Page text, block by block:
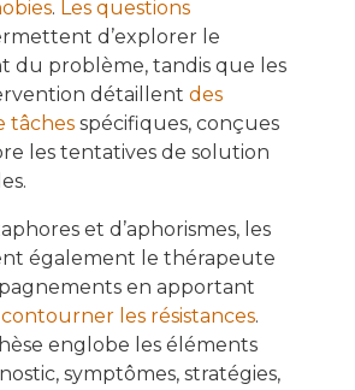
. Les questions
d’explorer le
du problème, tandis que les
détaillent des
tâches spécifiques, conçues
les tentatives de solution
et d’aphorismes, les
également le thérapeute
en apportant
contourner les résistances.
englobe les éléments
symptômes, stratégies,